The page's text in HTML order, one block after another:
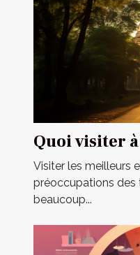
Quoi visiter à
Visiter les meilleurs
préoccupations des
beaucoup...